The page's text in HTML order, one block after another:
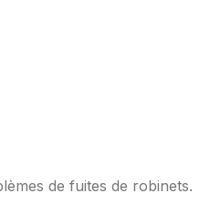
de fuites de robinets.